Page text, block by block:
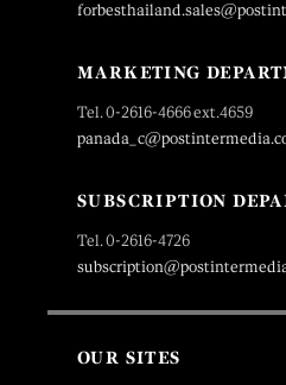
MARKETING
Tel. 0-2616-4666 ext.4659
SUBSCRIPTION
Tel. 0-2616-4726
OUR SITES